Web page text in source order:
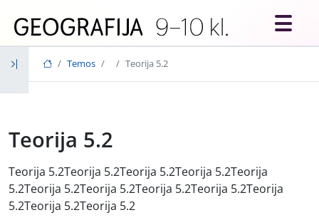
Temos Teorija 5.2
Teorija 5.2
Teorija 5.2Teorija 5.2Teorija 5.2Teorija 5.2Teorija
5.2Teorija 5.2Teorija 5.2Teorija 5.2Teorija 5.2Teorija
5.2Teorija 5.2Teorija 5.2